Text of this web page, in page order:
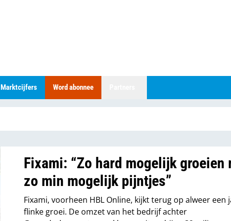
Marktcijfers Word abonnee
Fixami: “Zo hard mogelijk groeien
zo min mogelijk pijntjes”
Fixami, voorheen HBL Online, kijkt terug op alweer een
flinke groei. De omzet van het bedrijf achter